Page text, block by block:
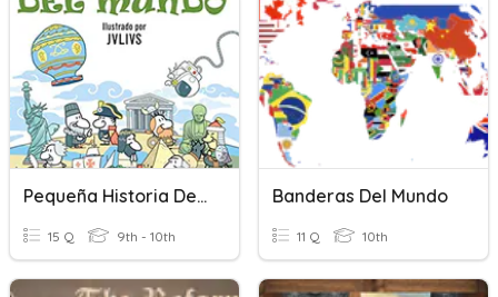
Pequeña Historia Del Mundo - Revolució Industrial
15 Q 9th - 10th
Banderas Del Mundo
11 Q 10th